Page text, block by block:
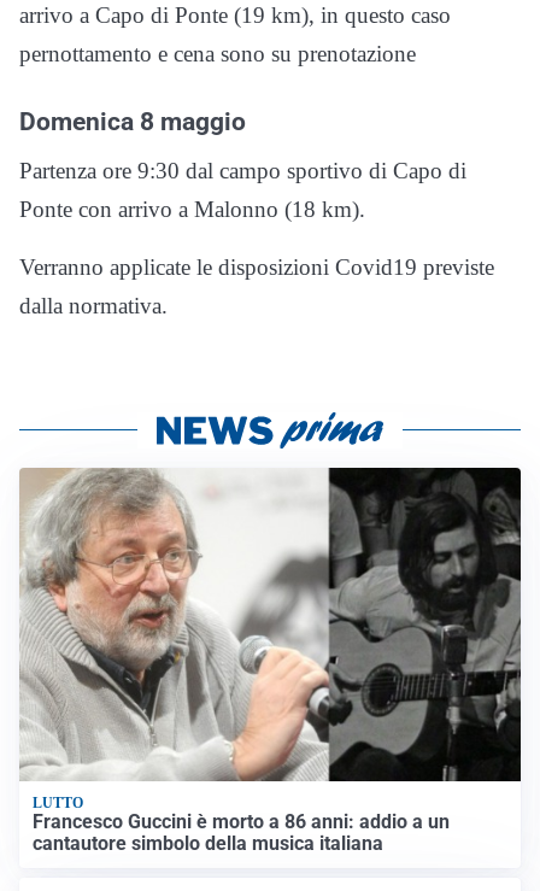
arrivo a Capo di Ponte (19 km), in questo caso
pernottamento e cena sono su prenotazione
Domenica 8 maggio
Partenza ore 9:30 dal campo sportivo di Capo di
Ponte con arrivo a Malonno (18 km).
Verranno applicate le disposizioni Covid19 previste
dalla normativa.
LUTTO
Francesco Guccini è morto a 86 anni: addio a un
cantautore simbolo della musica italiana